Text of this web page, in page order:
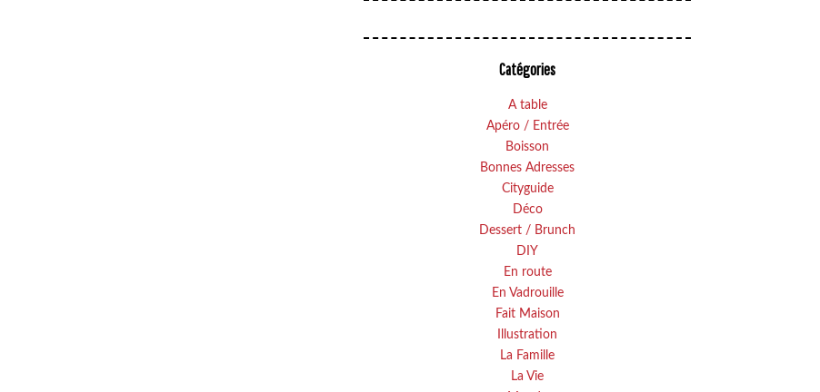
Catégories
A table
Apéro / Entrée
Boisson
Bonnes Adresses
Cityguide
Déco
Dessert / Brunch
DIY
En route
En Vadrouille
Fait Maison
Illustration
La Famille
La Vie